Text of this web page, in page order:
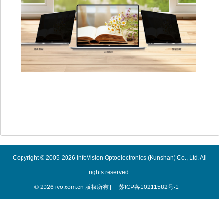
Copyright © 2005-2026 InfoVision Optoelectronics (Kunshan) Co., Ltd. All
rights reserved.
© 2026 ivo.com.cn 版权所有 | 苏ICP备10211582号-1